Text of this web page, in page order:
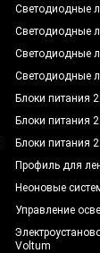
Светодиодные
Светодиодные
Светодиодные
Светодиодные
Блоки питания
Блоки питания
Блоки питания
Профиль для
Неоновые
Управление
Voltum